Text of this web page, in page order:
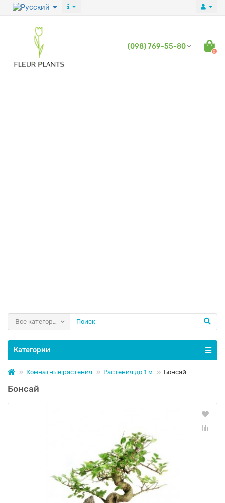
(098) 769-55-80
0
Все категории
Категории
Комнатные растения Растения до 1 м Бонсай
Бонсай